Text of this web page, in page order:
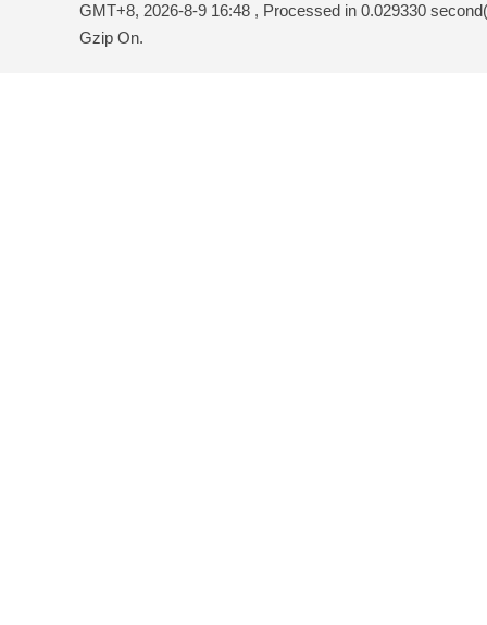
GMT+8, 2026-8-9 16:48 , Processed in 0.029330
Gzip On.